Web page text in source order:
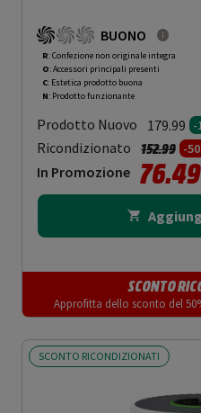
BUONO
R: Confezione non originale integra
O: Accessori principali presenti
C: Estetica prodotto buona
N: Prodotto funzionante
Prodotto Nuovo 179.99 -
Ricondizionato Prezzo
152.99a-
In Promozione 76.49
SCONTO
Approfitta dello sconto del
SCONTO RICONDIZIONATI